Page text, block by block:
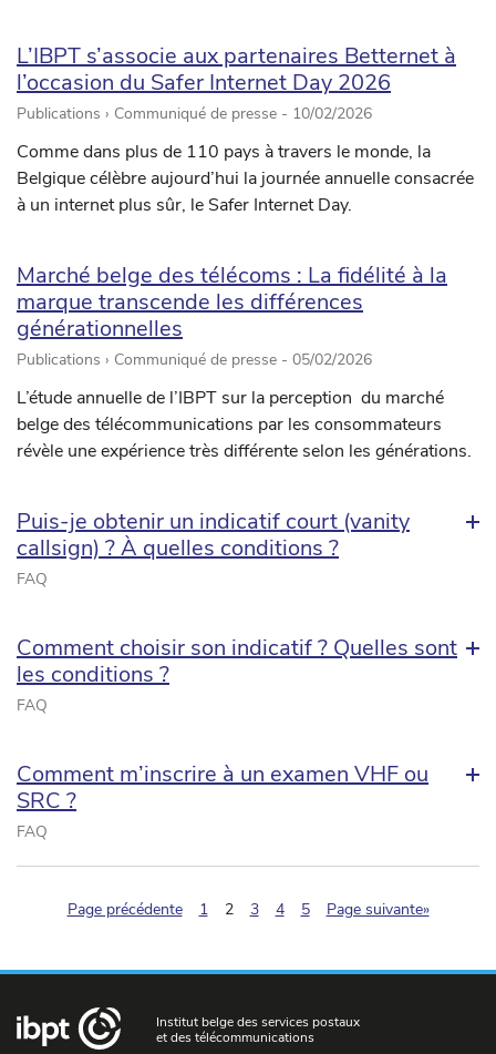
L’IBPT s’associe aux partenaires Betternet à
l’occasion du Safer Internet Day 2026
Publications › Communiqué de presse - 10/02/2026
Comme dans plus de 110 pays à travers le monde, la
Belgique célèbre aujourd’hui la journée annuelle consacrée
à un internet plus sûr, le Safer Internet Day.
Marché belge des télécoms : La fidélité à la
marque transcende les différences
générationnelles
Publications › Communiqué de presse - 05/02/2026
L’étude annuelle de l’IBPT sur la perception du marché
belge des télécommunications par les consommateurs
révèle une expérience très différente selon les générations.
Puis-je obtenir un indicatif court (vanity
callsign) ? À quelles conditions ?
FAQ
Comment choisir son indicatif ? Quelles sont
les conditions ?
FAQ
Comment m’inscrire à un examen VHF ou
SRC ?
FAQ
Page précédente 1 2(pagination.current)
3 4 5 Page suivante»
Institut belge des services postaux
et des télécommunications